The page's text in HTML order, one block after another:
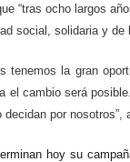
“tras ocho largos
social, solidaria y de
tenemos la gran
el cambio será posible
por nosotros”,
hoy su